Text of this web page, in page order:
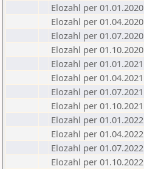
Elozahl per 01.01.2020
Elozahl per 01.04.2020
Elozahl per 01.07.2020
Elozahl per 01.10.2020
Elozahl per 01.01.2021
Elozahl per 01.04.2021
Elozahl per 01.07.2021
Elozahl per 01.10.2021
Elozahl per 01.01.2022
Elozahl per 01.04.2022
Elozahl per 01.07.2022
Elozahl per 01.10.2022